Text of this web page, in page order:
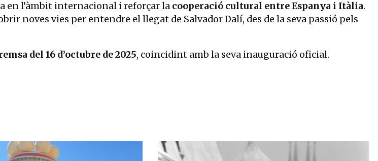
en l’àmbit internacional i reforçar la cooperació cultural entre Espanya i Itàlia.
noves vies per entendre el llegat de Salvador Dalí, des de la seva passió pels
del 16 d’octubre de 2025, coincidint amb la seva inauguració oficial.